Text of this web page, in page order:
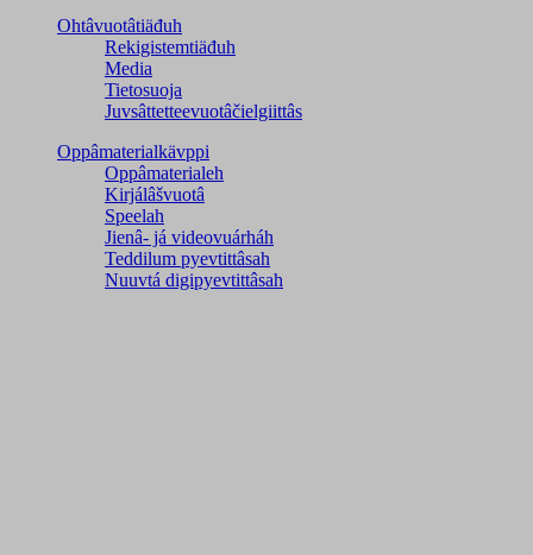
Ohtâvuotâtiäđuh
Rekigistemtiäđuh
Media
Tietosuoja
Juvsâttetteevuotâčielgiittâs
Oppâmaterialkävppi
Oppâmaterialeh
Kirjálâšvuotâ
Speelah
Jienâ- já videovuárháh
Teddilum pyevtittâsah
Nuuvtá digipyevtittâsah